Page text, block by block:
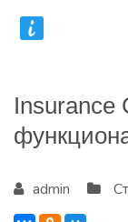
Insurance
admin